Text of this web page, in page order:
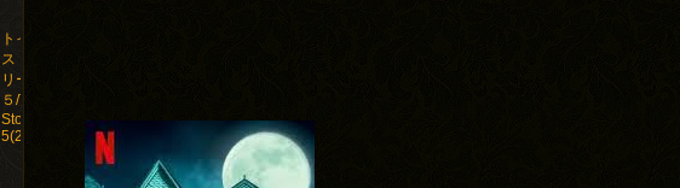
トイ・
ストー
リー
５/Toy
Story
5(2026)